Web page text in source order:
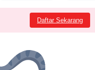
Daftar Sekarang